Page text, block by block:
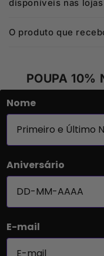
disponíveis nas
O produto que
POUPA 10%
Nome
Aniversário
E-mail